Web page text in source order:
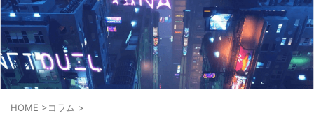
HOME >コラム >